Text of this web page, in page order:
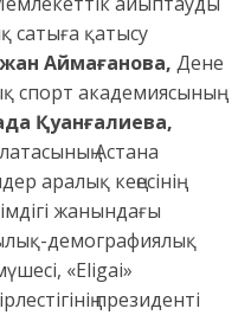
сатыға қатысу
Аймағанова, Дене
академиясының
Қуанғалиева,
Астана
аралық кеңесінің
жанындағы
демографиялық
«Eligai»
президенті